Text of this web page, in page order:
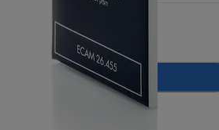
alkuperäinen hinta 46,40 €
Lisää ostoskoriin